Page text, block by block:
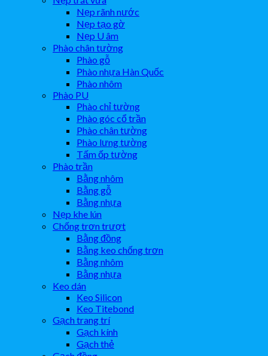
Nẹp rãnh nước
Nẹp tạo gờ
Nẹp U âm
Phào chân tường
Phào gỗ
Phào nhựa Hàn Quốc
Phào nhôm
Phào PU
Phào chỉ tường
Phào góc cổ trần
Phào chân tường
Phào lưng tường
Tấm ốp tường
Phào trần
Bằng nhôm
Bằng gỗ
Bằng nhựa
Nẹp khe lún
Chống trơn trượt
Bằng đồng
Bằng keo chống trơn
Bằng nhôm
Bằng nhựa
Keo dán
Keo Silicon
Keo Titebond
Gạch trang trí
Gạch kính
Gạch thẻ